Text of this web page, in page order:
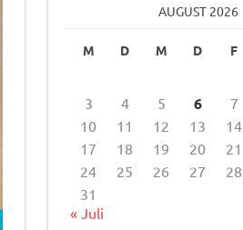
AUGUST 2026
M D M D F
3
4 5 6 7
10
11 12 13 14
17
18 19 20 21
24
25 26 27 28
31
« Juli